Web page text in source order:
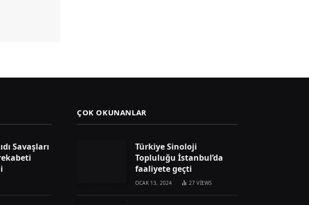
Savaşları
ÇOK OKUNANLAR
Türkiye Sinoloji
Topluluğu İstanbul’da
faaliyete geçti
OCAK 13, 2024 27VIEWS